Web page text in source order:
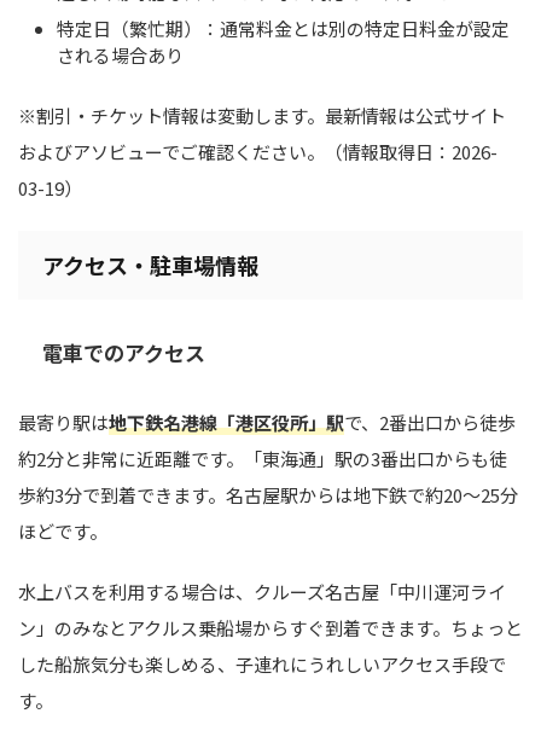
特定日（繁忙期）：通常料金とは別の特定日料金が設定
される場合あり
※割引・チケット情報は変動します。最新情報は公式サイト
およびアソビューでご確認ください。（情報取得日：2026-
03-19）
アクセス・駐車場情報
電車でのアクセス
最寄り駅は地下鉄名港線「港区役所」駅で、2番出口から徒歩
約2分と非常に近距離です。「東海通」駅の3番出口からも徒
歩約3分で到着できます。名古屋駅からは地下鉄で約20〜25分
ほどです。
水上バスを利用する場合は、クルーズ名古屋「中川運河ライ
ン」のみなとアクルス乗船場からすぐ到着できます。ちょっと
した船旅気分も楽しめる、子連れにうれしいアクセス手段で
す。